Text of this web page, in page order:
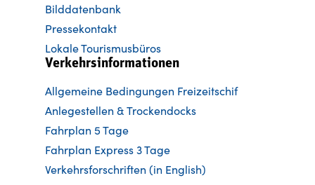
Bilddatenbank
Pressekontakt
Lokale Tourismusbüros
Verkehrsinformationen
Allgemeine Bedingungen Freizeitschif
Anlegestellen & Trockendocks
Fahrplan 5 Tage
Fahrplan Express 3 Tage
Verkehrsforschriften (in English)